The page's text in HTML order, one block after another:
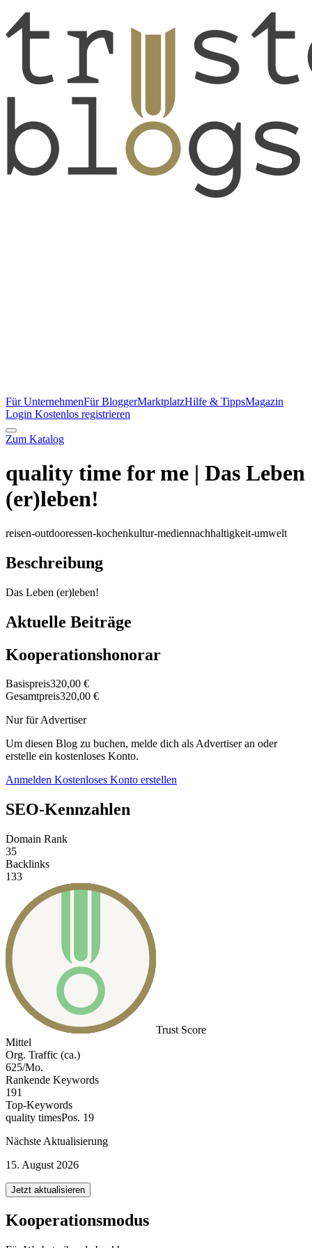
Für UnternehmenFür BloggerMarktplatzHilfe & TippsMagazin
Login Kostenlos registrieren
Zum Katalog
quality time for me | Das Leben
(er)leben!
reisen-outdooressen-kochenkultur-mediennachhaltigkeit-umwelt
Beschreibung
Das Leben (er)leben!
Aktuelle Beiträge
Kooperationshonorar
Basispreis320,00 €
Gesamtpreis320,00 €
Nur für Advertiser
Um diesen Blog zu buchen, melde dich als Advertiser an oder
erstelle ein kostenloses Konto.
Anmelden Kostenloses Konto erstellen
SEO-Kennzahlen
Domain Rank
35
Backlinks
133
Trust Score
Mittel
Org. Traffic (ca.)
625/Mo.
Rankende Keywords
191
Top-Keywords
quality timesPos. 19
Nächste Aktualisierung
15. August 2026
Jetzt aktualisieren
Kooperationsmodus